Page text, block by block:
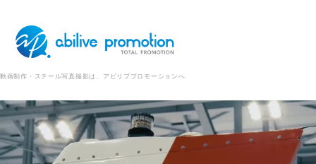
動画制作・スチール写真撮影は、アビリブプロモーションへ